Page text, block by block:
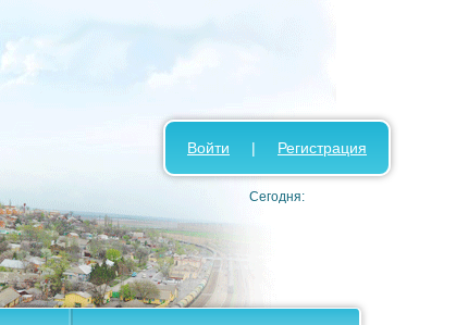
Войти | Регистрация
Сегодня: